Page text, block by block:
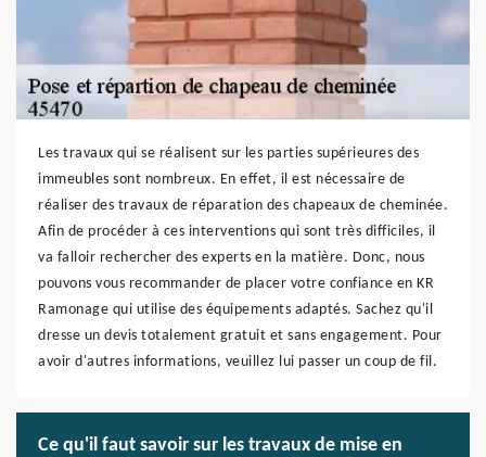
Les travaux qui se réalisent sur les parties supérieures des
immeubles sont nombreux. En effet, il est nécessaire de
réaliser des travaux de réparation des chapeaux de cheminée.
Afin de procéder à ces interventions qui sont très difficiles, il
va falloir rechercher des experts en la matière. Donc, nous
pouvons vous recommander de placer votre confiance en KR
Ramonage qui utilise des équipements adaptés. Sachez qu'il
dresse un devis totalement gratuit et sans engagement. Pour
avoir d'autres informations, veuillez lui passer un coup de fil.
Ce qu'il faut savoir sur les travaux de mise en